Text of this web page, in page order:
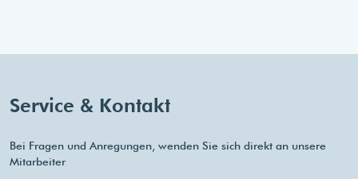
Service & Kontakt
Bei Fragen und Anregungen, wenden Sie sich direkt an unsere
Mitarbeiter